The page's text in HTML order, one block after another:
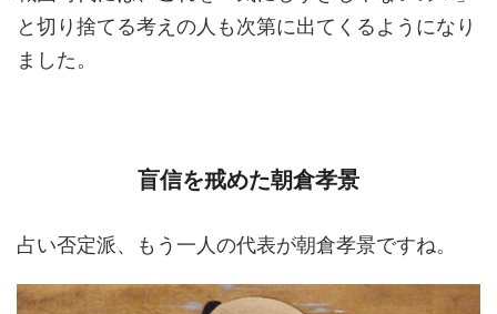
と切り捨てる考えの人も次第に出てくるようになり
ました。
盲信を戒めた朝倉孝景
占い否定派、もう一人の代表が朝倉孝景ですね。